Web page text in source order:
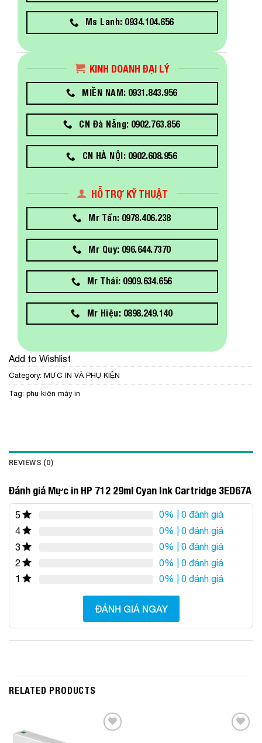
Ms Lanh: 0934.104.656
KINH DOANH ĐẠI LÝ
MIỀN NAM: 0931.843.956
CN Đà Nẵng: 0902.763.856
CN HÀ NỘI: 0902.608.956
HỖ TRỢ KỸ THUẬT
Mr Tấn: 0978.406.238
Mr Quy: 096.644.7370
Mr Thái: 0909.634.656
Mr Hiệu: 0898.249.140
Add to Wishlist
Category: MỰC IN VÀ PHỤ KIỆN
Tag: phụ kiện máy in
REVIEWS (0)
Đánh giá Mực in HP 712 29ml Cyan Ink Cartridge 3ED67A
5 0% | 0 đánh giá
4
0% | 0 đánh giá
3
0% | 0 đánh giá
2
0% | 0 đánh giá
1
0% | 0 đánh giá
ĐÁNH GIÁ NGAY
RELATED PRODUCTS